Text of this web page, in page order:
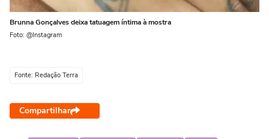
Brunna Gonçalves deixa tatuagem íntima à mostra
Foto: @Instagram
Fonte: Redação Terra
Compartilhar